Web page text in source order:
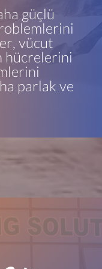
güçlü
vücut
hücrelerini
parlak ve